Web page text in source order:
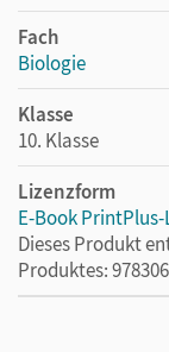
Fach
Biologie
Klasse
10. Klasse
Lizenzform
E-Book PrintPlus-
Dieses Produkt
Produktes: